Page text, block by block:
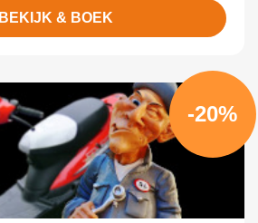
BEKIJK & BOEK
-20%